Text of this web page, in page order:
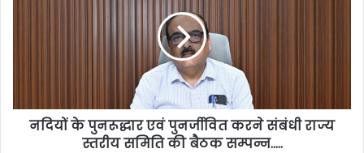
नदियों के पुनरूद्धार एवं पुनर्जीवित करने संबंधी राज्य
स्तरीय समिति की बैठक सम्पन्न…..